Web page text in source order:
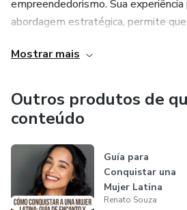
empreendedorismo. Sua
abordagem estratégica, permite
conhecimento de qualidade.
Além da escrita, Renato está
explorando novas tendências e
transformar informações complexas
acessíveis e de fácil compreensão.
outras pessoas a evoluírem e
resultados por meio do conhecimento.
Mostrar mais
Outros produtos de
conteúdo
Guía para
Conquistar una
Mujer Latina
Renato Souza